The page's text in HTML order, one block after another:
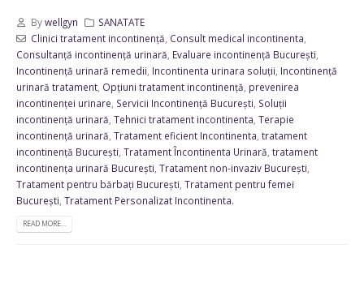
Bywellgyn
SANATATE
Clinici tratament incontinență Consult medical incontinenta
Consultanță incontinență urinară Evaluare incontinență București
Incontinență urinară remedii Incontinenta urinara soluții Incontinență
urinară tratament Opțiuni tratament incontinență prevenirea
incontinenței urinare Servicii Incontinență București Soluții
incontinență urinară Tehnici tratament incontinenta Terapie
incontinență urinară Tratament eficient Incontinenta tratament
incontinență București Tratament Încontinenta Urinară tratament
incontinența urinară București Tratament non-invaziv București
Tratament pentru bărbați București Tratament pentru femei
București Tratament Personalizat Incontinenta.
READ MORE...